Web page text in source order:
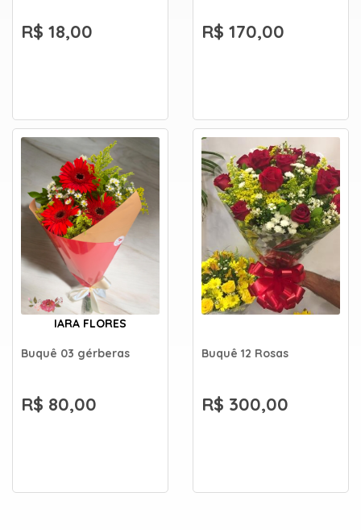
R$ 18,00 R$ 170,00
IARA FLORES
Buquê 03 gérberas
R$ 80,00
Buquê 12 Rosas
R$ 300,00